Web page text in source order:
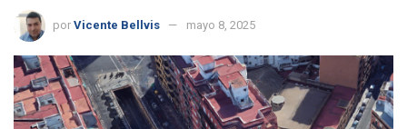
por Vicente Bellvis mayo 8, 2025